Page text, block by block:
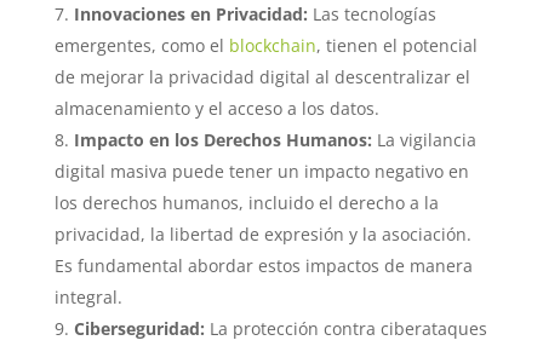
Innovaciones en Privacidad: Las tecnologías
emergentes, como el blockchain, tienen el potencial
de mejorar la privacidad digital al descentralizar el
almacenamiento y el acceso a los datos.
Impacto en los Derechos Humanos: La vigilancia
digital masiva puede tener un impacto negativo en
los derechos humanos, incluido el derecho a la
privacidad, la libertad de expresión y la asociación.
Es fundamental abordar estos impactos de manera
integral.
Ciberseguridad: La protección contra ciberataques